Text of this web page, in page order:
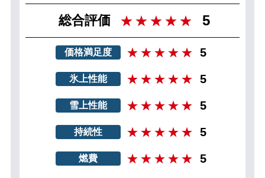
総合評価 5
価格満足度 5
氷上性能 5
雪上性能 5
持続性 5
燃費 5